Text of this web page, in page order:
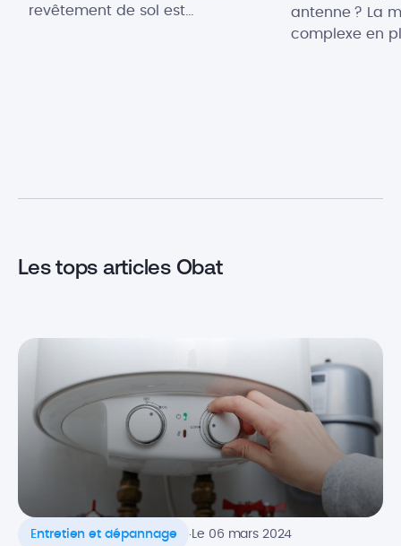
revêtement de sol est
prendre en compte. Dans cet […]
antenne ? La
complexe en
Les tops articles Obat
Entretien et dépannage .Le 06 mars 2024